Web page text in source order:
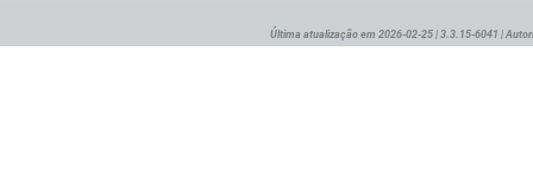
Última atualização em 2026-02-25 | 3.3.15-6041 |